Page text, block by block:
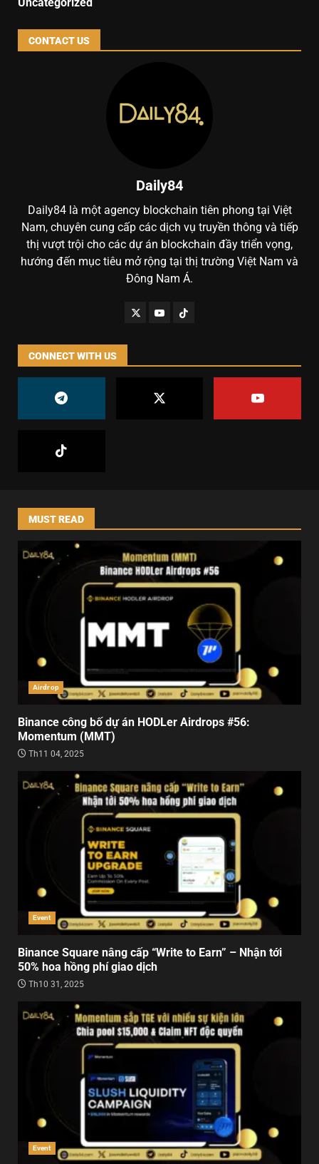
CONTACT US
Daily84
Daily84 là một agency blockchain tiên phong tại Việt
Nam, chuyên cung cấp các dịch vụ truyền thông và tiếp
thị vượt trội cho các dự án blockchain đầy triển vọng,
hướng đến mục tiêu mở rộng tại thị trường Việt Nam và
Đông Nam Á.
CONNECT WITH US
MUST READ
Airdrop
Binance công bố dự án HODLer Airdrops #56:
Momentum (MMT)
Th11 04, 2025
Event
Binance Square nâng cấp “Write to Earn” – Nhận tới
50% hoa hồng phí giao dịch
Th10 31, 2025
Event